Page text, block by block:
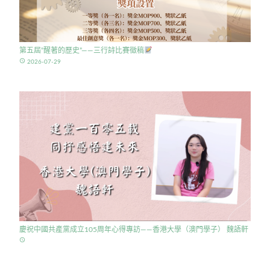
第五屆”醒著的歷史”——三行詩比賽徵稿
access_time 2026-07-29
慶祝中國共產黨成立105周年心得專訪——香港大學（澳門學子） 魏語軒
access_time